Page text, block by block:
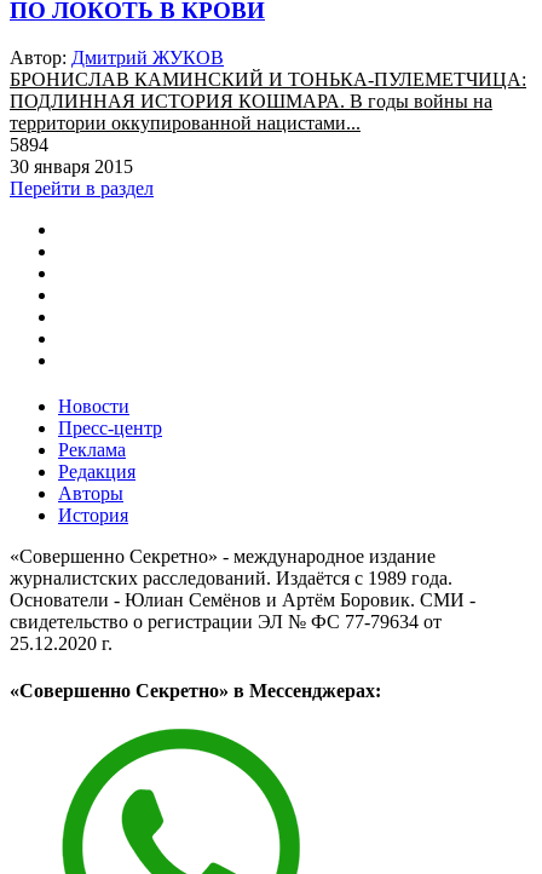
ПО ЛОКОТЬ В КРОВИ
Автор: Дмитрий ЖУКОВ
БРОНИСЛАВ КАМИНСКИЙ И ТОНЬКА-ПУЛЕМЕТЧИЦА:
ПОДЛИННАЯ ИСТОРИЯ КОШМАРА. В годы войны на
территории оккупированной нацистами...
5894
30 января 2015
Перейти в раздел
Новости
Пресс-центр
Реклама
Редакция
Авторы
История
«Совершенно Секретно» - международное издание
журналистских расследований. Издаётся с 1989 года.
Основатели - Юлиан Семёнов и Артём Боровик. CМИ -
свидетельство о регистрации ЭЛ № ФС 77-79634 от
25.12.2020 г.
«Совершенно Секретно» в Мессенджерах: